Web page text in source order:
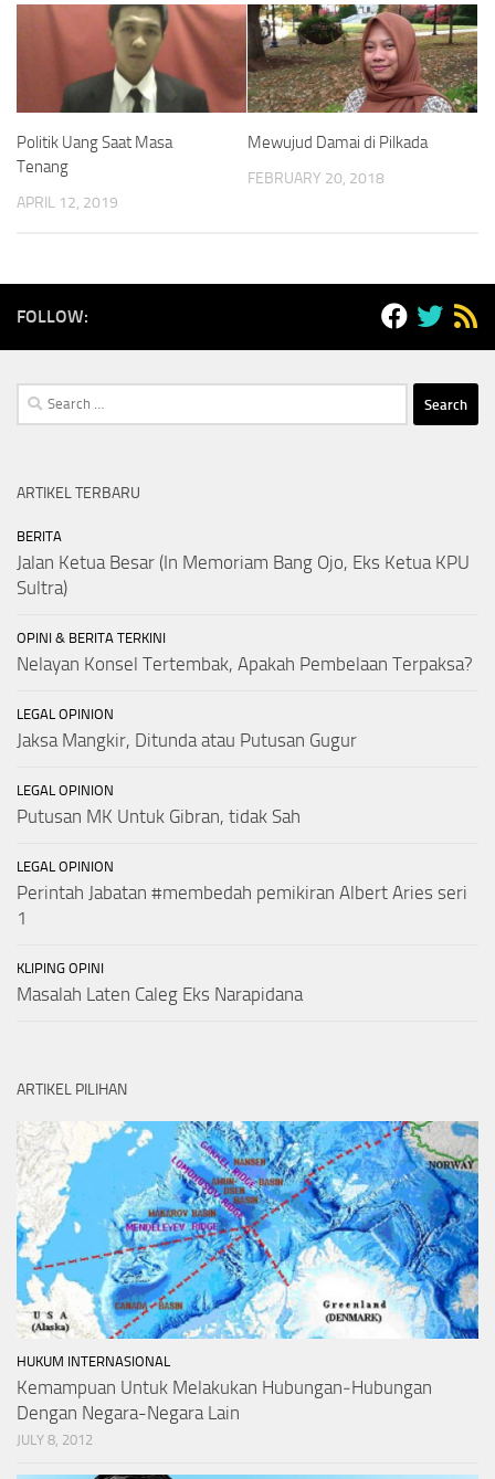
Politik Uang Saat Masa
Tenang
APRIL 12, 2019
Mewujud Damai di Pilkada
FEBRUARY 20, 2018
FOLLOW:
Search
for:
ARTIKEL TERBARU
BERITA
Jalan Ketua Besar (In Memoriam Bang Ojo, Eks Ketua KPU
Sultra)
OPINI & BERITA TERKINI
Nelayan Konsel Tertembak, Apakah Pembelaan Terpaksa?
LEGAL OPINION
Jaksa Mangkir, Ditunda atau Putusan Gugur
LEGAL OPINION
Putusan MK Untuk Gibran, tidak Sah
LEGAL OPINION
Perintah Jabatan #membedah pemikiran Albert Aries seri
1
KLIPING OPINI
Masalah Laten Caleg Eks Narapidana
ARTIKEL PILIHAN
HUKUM INTERNASIONAL
Kemampuan Untuk Melakukan Hubungan‑Hubungan
Dengan Negara-Negara Lain
JULY 8, 2012